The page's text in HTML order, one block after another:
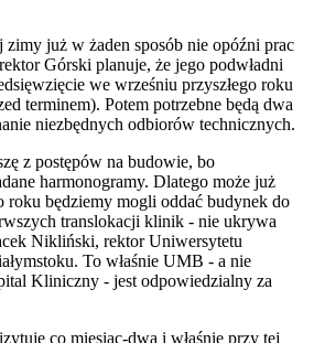
zimy już w żaden sposób nie opóźni prac
Górski planuje, że jego podwładni
we wrześniu przyszłego roku
terminem). Potem potrzebne będą dwa
niezbędnych odbiorów technicznych.
z postępów na budowie, bo
harmonogramy. Dlatego może już
roku będziemy mogli oddać budynek do
translokacji klinik - nie ukrywa
Nikliński, rektor Uniwersytetu
To właśnie UMB - a nie
Kliniczny - jest odpowiedzialny za
co miesiąc-dwa i właśnie przy tej